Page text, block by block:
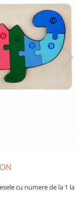
cu numere de la 1 la